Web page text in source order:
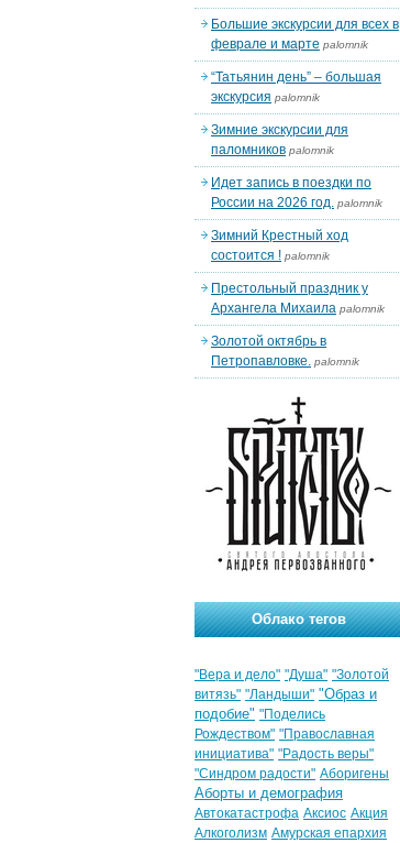
Большие экскурсии для всех в
феврале и марте palomnik
“Татьянин день” – большая
экскурсия palomnik
Зимние экскурсии для
паломников palomnik
Идет запись в поездки по
России на 2026 год. palomnik
Зимний Крестный ход
состоится ! palomnik
Престольный праздник у
Архангела Михаила palomnik
Золотой октябрь в
Петропавловке. palomnik
Облако тегов
"Вера и дело" "Душа" "Золотой
витязь" "Ландыши" "Образ и
подобие" "Поделись
Рождеством" "Православная
инициатива" "Радость веры"
"Синдром радости" Аборигены
Аборты и демография
Автокатастрофа Аксиос Акция
Алкоголизм Амурская епархия